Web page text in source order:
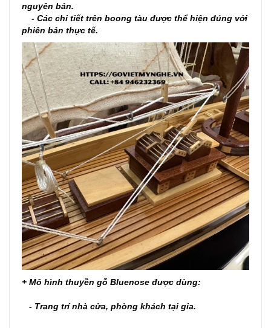
nguyên bản.
- Các chi tiết trên boong tàu được thể hiện đúng với
phiên bản thực tế.
+ Mô hình thuyền gỗ Bluenose được dùng:
- Trang trí nhà cửa, phòng khách tại gia.